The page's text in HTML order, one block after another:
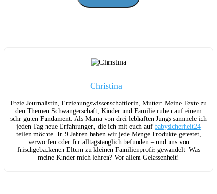
Christina
Freie Journalistin, Erziehungswissenschaftlerin, Mutter: Meine Texte zu
den Themen Schwangerschaft, Kinder und Familie ruhen auf einem
sehr guten Fundament. Als Mama von drei lebhaften Jungs sammele ich
jeden Tag neue Erfahrungen, die ich mit euch auf babysicherheit24
teilen möchte. In 9 Jahren haben wir jede Menge Produkte getestet,
verworfen oder für alltagstauglich befunden – und uns von
frischgebackenen Eltern zu kleinen Familienprofis gewandelt. Was
meine Kinder mich lehren? Vor allem Gelassenheit!